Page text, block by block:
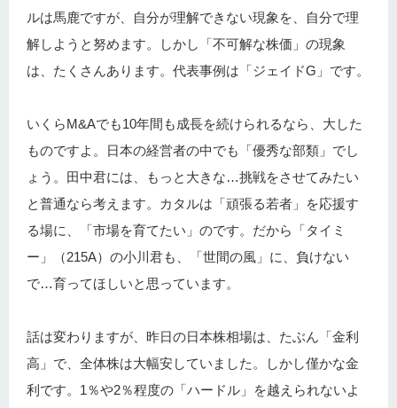
ルは馬鹿ですが、自分が理解できない現象を、自分で理
解しようと努めます。しかし「不可解な株価」の現象
は、たくさんあります。代表事例は「ジェイドG」です。
いくらM&Aでも10年間も成長を続けられるなら、大した
ものですよ。日本の経営者の中でも「優秀な部類」でし
ょう。田中君には、もっと大きな…挑戦をさせてみたい
と普通なら考えます。カタルは「頑張る若者」を応援す
る場に、「市場を育てたい」のです。だから「タイミ
ー」（215A）の小川君も、「世間の風」に、負けない
で…育ってほしいと思っています。
話は変わりますが、昨日の日本株相場は、たぶん「金利
高」で、全体株は大幅安していました。しかし僅かな金
利です。1％や2％程度の「ハードル」を越えられないよ